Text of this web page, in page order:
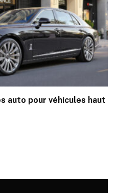
auto pour véhicules haut